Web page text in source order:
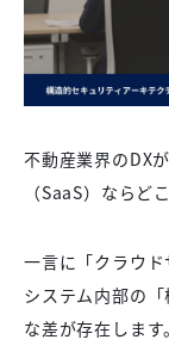
不動産業界のDX
（SaaS）ならど
一言に「クラウ
システム内部の
な差が存在します。